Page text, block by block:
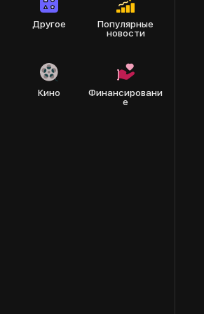
Другое
Популярные
новости
Кино
Финансировани
е